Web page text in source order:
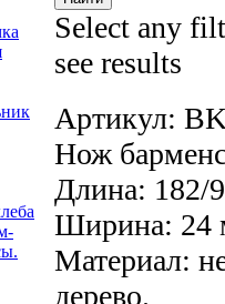
Select any
see results
Артикул:
Нож
Длина: 182/
Ширина: 24
Материал:
дерево.